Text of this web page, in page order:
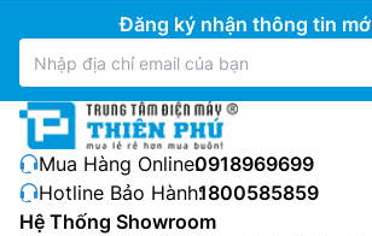
Đăng ký nhận thông tin
Mua Hàng Online:0918969699
Hotline Bảo Hành:1800585859
Hệ Thống Showroom